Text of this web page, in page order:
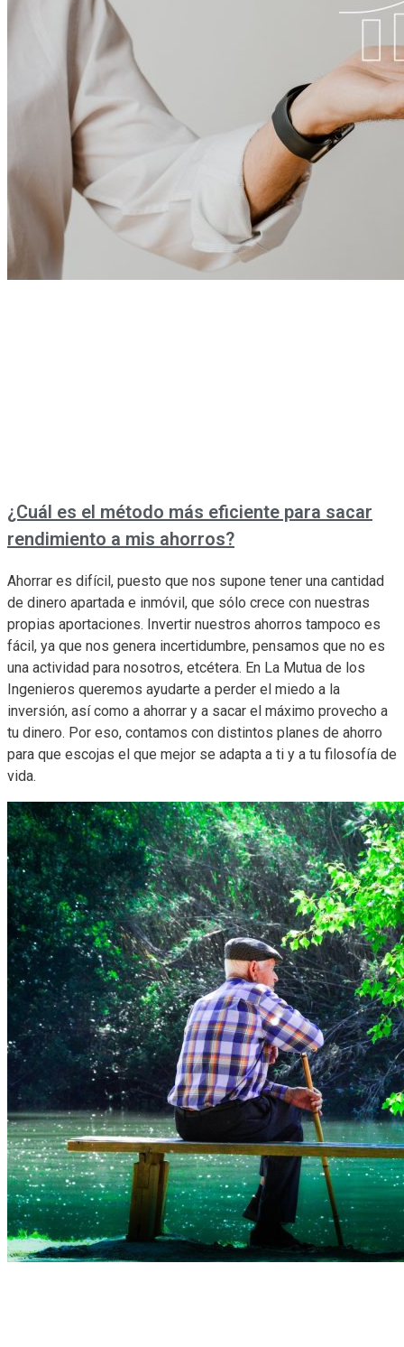
¿Cuál es el método más eficiente para sacar
rendimiento a mis ahorros?
Ahorrar es difícil, puesto que nos supone tener una cantidad
de dinero apartada e inmóvil, que sólo crece con nuestras
propias aportaciones. Invertir nuestros ahorros tampoco es
fácil, ya que nos genera incertidumbre, pensamos que no es
una actividad para nosotros, etcétera. En La Mutua de los
Ingenieros queremos ayudarte a perder el miedo a la
inversión, así como a ahorrar y a sacar el máximo provecho a
tu dinero. Por eso, contamos con distintos planes de ahorro
para que escojas el que mejor se adapta a ti y a tu filosofía de
vida.